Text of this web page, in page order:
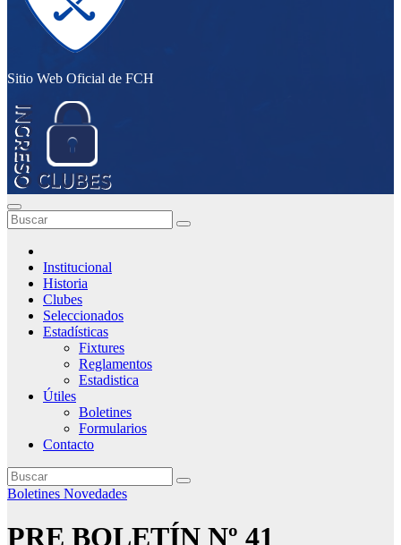
Sitio Web Oficial de FCH
Institucional
Historia
Clubes
Seleccionados
Estadísticas
Fixtures
Reglamentos
Estadistica
Útiles
Boletines
Formularios
Contacto
Boletines Novedades
PRE BOLETÍN Nº 41